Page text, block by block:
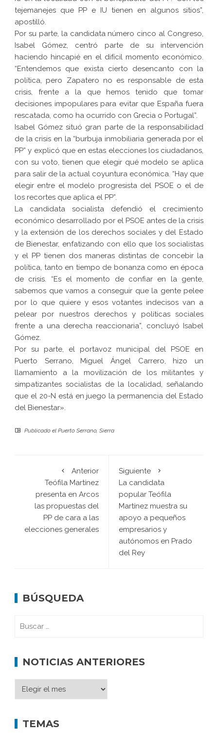
tejemanejes que PP e IU tienen en algunos sitios”,
apostilló.
Por su parte, la candidata número cinco al Congreso,
Isabel Gómez, centró parte de su intervención
haciendo hincapié en el difícil momento económico.
“Entendemos que exista cierto desencanto con la
política, pero Zapatero no es responsable de esta
crisis, frente a la que hemos tenido que tomar
decisiones impopulares para evitar que España fuera
rescatada, como ha ocurrido con Grecia o Portugal”.
Isabel Gómez situó gran parte de la responsabilidad
de la crisis en la “burbuja inmobiliaria generada por el
PP” y explicó que en estas elecciones los ciudadanos,
con su voto, tienen que elegir qué modelo se aplica
para salir de la actual coyuntura económica. “Hay que
elegir entre el modelo progresista del PSOE o el de
los recortes que aplica el PP”.
La candidata socialista defendió el crecimiento
económico desarrollado por el PSOE antes de la crisis
y la extensión de los derechos sociales y del Estado
de Bienestar, enfatizando con ello que los socialistas
y el PP tienen dos maneras distintas de concebir la
política, tanto en tiempo de bonanza como en época
de crisis. “Es el momento de confiar en la gente,
sabemos que vamos a conseguir que la gente pelee
por lo que quiere y esos votantes indecisos van a
pelear por nuestros derechos y políticas sociales
frente a una derecha reaccionaria”, concluyó Isabel
Gómez.
Por su parte, el portavoz municipal del PSOE en
Puerto Serrano, Miguel Ángel Carrero, hizo un
llamamiento a la movilización de los militantes y
simpatizantes socialistas de la localidad, señalando
que el 20-N está en juego la permanencia del Estado
del Bienestar».
Publicado el Puerto Serrano, Sierra
Anterior
Teófila Martínez
presenta en Arcos
las propuestas del
PP de cara a las
elecciones generales
Siguiente
La candidata
popular Teófila
Martínez muestra su
apoyo a pequeños
empresarios y
autónomos en Prado
del Rey
BÚSQUEDA
NOTICIAS ANTERIORES
TEMAS